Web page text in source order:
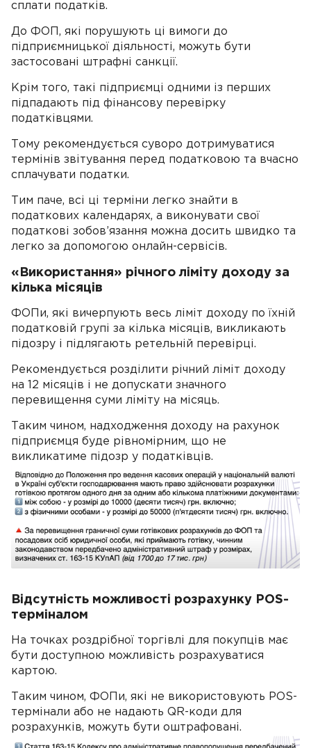
сплати податків.
До ФОП, які порушують ці вимоги до
підприємницької діяльності, можуть бути
застосовані штрафні санкції.
Крім того, такі підприємці одними із перших
підпадають під фінансову перевірку
податківцями.
Тому рекомендується суворо дотримуватися
термінів звітування перед податковою та вчасно
сплачувати податки.
Тим паче, всі ці терміни легко знайти в
податкових календарях, а виконувати свої
податкові зобов’язання можна досить швидко та
легко за допомогою онлайн-сервісів.
«Використання» річного ліміту доходу за
кілька місяців
ФОПи, які вичерпують весь ліміт доходу по їхній
податковій групі за кілька місяців, викликають
підозру і підлягають ретельній перевірці.
Рекомендується розділити річний ліміт доходу
на 12 місяців і не допускати значного
перевищення суми ліміту на місяць.
Таким чином, надходження доходу на рахунок
підприємця буде рівномірним, що не
викликатиме підозр у податківців.
Відсутність можливості розрахунку POS-
терміналом
На точках роздрібної торгівлі для покупців має
бути доступною можливість розрахуватися
картою.
Таким чином, ФОПи, які не використовують POS-
термінали або не надають QR-коди для
розрахунків, можуть бути оштрафовані.